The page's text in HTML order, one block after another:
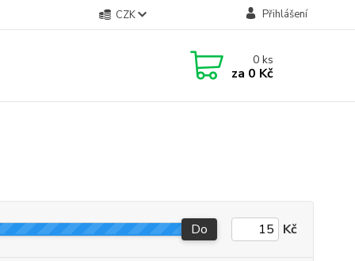
CZK Přihlášení
0ks
za 0 Kč
Do Kč